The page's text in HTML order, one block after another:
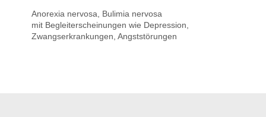
Anorexia nervosa, Bulimia nervosa
mit Begleiterscheinungen wie Depression,
Zwangserkrankungen, Angststörungen